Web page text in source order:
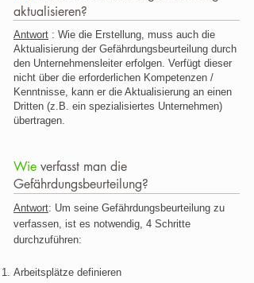
aktualisieren?
Antwort : Wie die Erstellung, muss auch die
Aktualisierung der Gefährdungsbeurteilung durch
den Unternehmensleiter erfolgen. Verfügt dieser
nicht über die erforderlichen Kompetenzen /
Kenntnisse, kann er die Aktualisierung an einen
Dritten (z.B. ein spezialisiertes Unternehmen)
übertragen.
Wie verfasst man die
Gefährdungsbeurteilung?
Antwort: Um seine Gefährdungsbeurteilung zu
verfassen, ist es notwendig, 4 Schritte
durchzuführen:
Arbeitsplätze definieren